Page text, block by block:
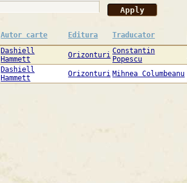
Autor carte Editura Traducator
Dashiell
Hammett
Orizonturi Constantin
Popescu
Dashiell
Hammett
Orizonturi Mihnea Columbeanu